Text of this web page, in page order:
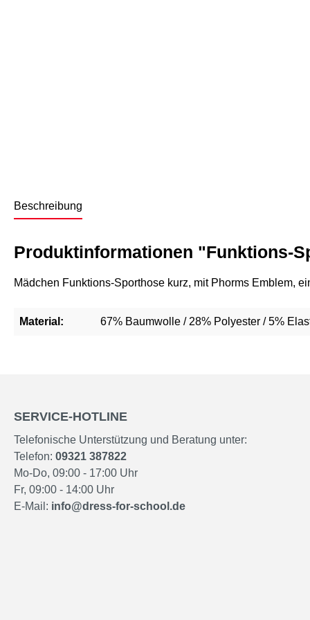
Beschreibung
Produktinformationen "Funktions-
Mädchen Funktions-Sporthose kurz, mit Phorms Emblem,
Material: 67% Baumwolle / 28% Polyester / 5%
SERVICE-HOTLINE
Telefonische Unterstützung und Beratung unter:
Telefon: 09321 387822
Mo-Do, 09:00 - 17:00 Uhr
Fr, 09:00 - 14:00 Uhr
E-Mail: info@dress-for-school.de